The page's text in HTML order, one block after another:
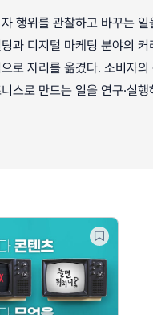
행위를 관찰하고 바꾸는
과 디지털 마케팅 분야의
로 자리를 옮겼다. 소비자
스로 만드는 일을 연구·실